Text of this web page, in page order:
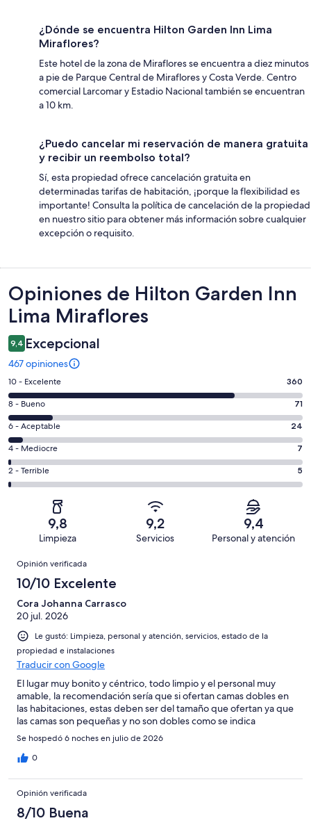
¿Dónde se encuentra Hilton Garden Inn Lima
Miraflores?
Este hotel de la zona de Miraflores se encuentra a diez minutos
a pie de Parque Central de Miraflores y Costa Verde. Centro
comercial Larcomar y Estadio Nacional también se encuentran
a 10 km.
¿Puedo cancelar mi reservación de manera gratuita
y recibir un reembolso total?
Sí, esta propiedad ofrece cancelación gratuita en
determinadas tarifas de habitación, ¡porque la flexibilidad es
importante! Consulta la política de cancelación de la propiedad
en nuestro sitio para obtener más información sobre cualquier
excepción o requisito.
Opiniones
Opiniones de Hilton Garden Inn
Lima Miraflores
9,4 Excepcional
467 opiniones
Evaluación:
10
-
Excelente.
360
de
467
opiniones
10 - Excelente 360
Evaluación:
8
-
Bueno.
71
de
opiniones
8 - Bueno 71
Evaluación:
6
-
Aceptable.
24
opiniones
6 - Aceptable 24
Evaluación:
4
-
4 - Mediocre 7
Evaluación:
2
467
2 - Terrible 5
9,8
Limpieza
9,2
Servicios
9,4
Personal y atención
Opiniones
Opinión verificada
10/10 Excelente
Cora Johanna Carrasco
20 jul. 2026
Le gustó: Limpieza, personal y atención, servicios, estado de la
propiedad e instalaciones
Traducir con Google
El lugar muy bonito y céntrico, todo limpio y el personal muy
amable, la recomendación sería que si ofertan camas dobles en
las habitaciones, estas deben ser del tamaño que ofertan ya que
las camas son pequeñas y no son dobles como se indica
Se hospedó 6 noches en julio de 2026
0
Opinión verificada
8/10 Buena